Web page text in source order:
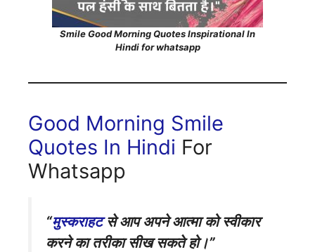
Smile Good Morning Quotes Inspirational In
Hindi for whatsapp
Good Morning Smile
Quotes In Hindi For
Whatsapp
“मुस्कराहटसे आप अपने आत्मा को स्वीकार
करने का तरीका सीख सकते हो।”